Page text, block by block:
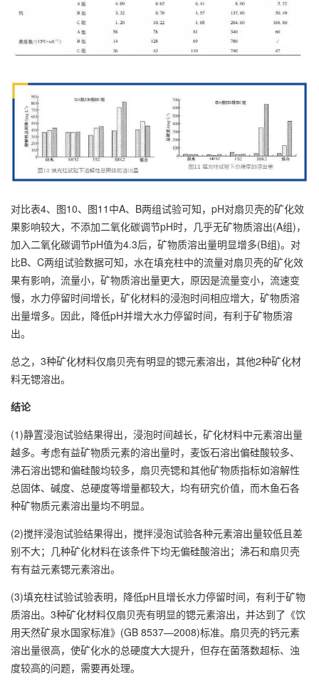
对比表4、图10、图11中A、B两组试验可知，pH对扇贝壳的矿化效
果影响较大，不添加二氧化碳调节pH时，几乎无矿物质溶出(A组)，
加入二氧化碳调节pH值为4.3后，矿物质溶出量明显增多(B组)。对
比B、C两组试验数据可知，水在填充柱中的流量对扇贝壳的矿化效
果有影响，流量小，矿物质溶出量更大，原因是流量变小，流速变
慢，水力停留时间增长，矿化材料的浸泡时间相应增大，矿物质溶
出量增多。因此，降低pH并增大水力停留时间，有利于矿物质溶
出。
总之，3种矿化材料仅扇贝壳有明显的锶元素溶出，其他2种矿化材
料无锶溶出。
结论
(1)静置浸泡试验结果得出，浸泡时间越长，矿化材料中元素溶出量
越多。考虑有益矿物质元素的溶出量时，麦饭石溶出偏硅酸较多、
沸石溶出锶和偏硅酸均较多，扇贝壳锶和其他矿物质指标如溶解性
总固体、碱度、总硬度等增量都较大，均有研究价值，而木鱼石各
种矿物质元素溶出量均不明显。
(2)搅拌浸泡试验结果得出，搅拌浸泡试验各种元素溶出量较低且差
别不大；几种矿化材料在该条件下均无偏硅酸溶出；沸石和扇贝壳
有有益元素锶元素溶出。
(3)填充柱试验试验表明，降低pH且增长水力停留时间，有利于矿物
质溶出。3种矿化材料仅扇贝壳有明显的锶元素溶出，并达到了《饮
用天然矿泉水国家标准》(GB 8537—2008)标准。扇贝壳的钙元素
溶出量很高，使矿化水的总硬度大大提升，但存在菌落数超标、浊
度较高的问题，需要再处理。